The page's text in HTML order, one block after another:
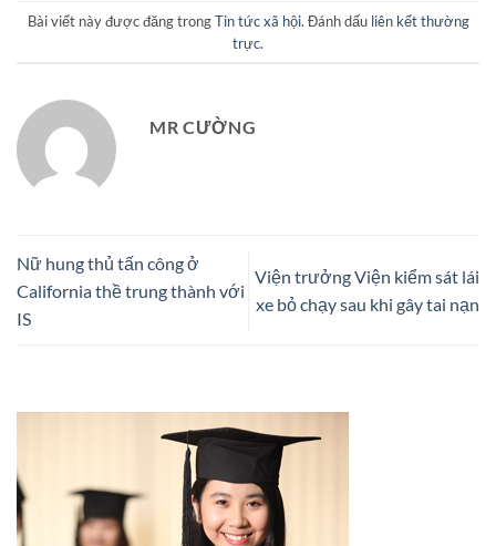
Bài viết này được đăng trongTin tức xã hội. Đánh dấu liên kết thường
trực.
MR CƯỜNG
Nữ hung thủ tấn công ở
California thề trung thành với
IS
Viện trưởng Viện kiểm sát lái
xe bỏ chạy sau khi gây tai nạn